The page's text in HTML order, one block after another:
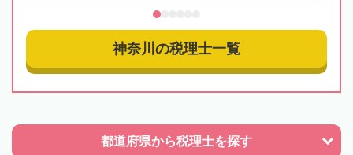
神奈川の税理士一覧
都道府県から税理士を探す